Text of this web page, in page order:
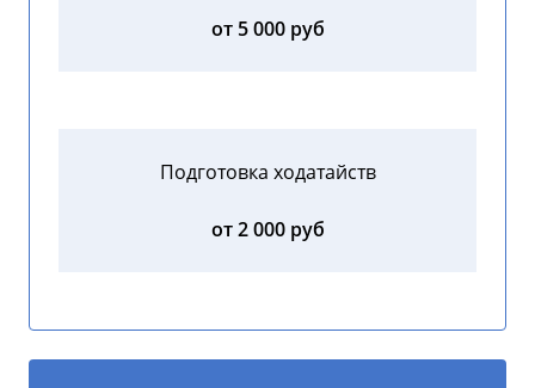
от 5 000 руб
Подготовка ходатайств
от 2 000 руб